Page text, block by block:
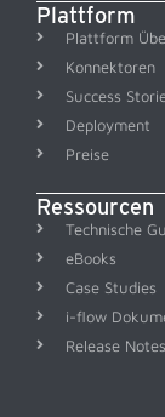
Plattform
Plattform
Konnektoren
Success
Deployment
Preise
Ressourcen
Technische
eBooks
Case Studies
i-flow
Release Notes